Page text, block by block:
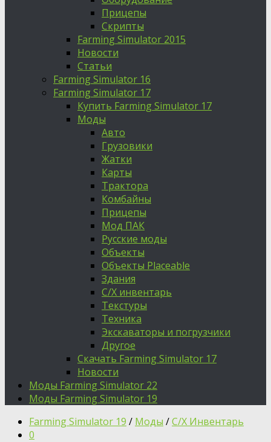
Прицепы
Скрипты
Farming Simulator 2015
Новости
Статьи
Farming Simulator 16
Farming Simulator 17
Купить Farming Simulator 17
Моды
Авто
Грузовики
Жатки
Карты
Трактора
Комбайны
Прицепы
Мод ПАК
Русские моды
Объекты
Объекты Placeable
Здания
С/Х инвентарь
Текстуры
Техника
Экскаваторы и погрузчики
Другое
Скачать Farming Simulator 17
Новости
Моды Farming Simulator 22
Моды Farming Simulator 19
Farming Simulator 19 / Моды /С/Х Инвентарь
0